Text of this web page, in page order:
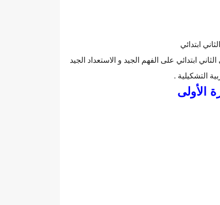
ابتدائي
ابتدائي على الفهم الجيد و الاستعداد الجيد
التشكيلية .
الأولى